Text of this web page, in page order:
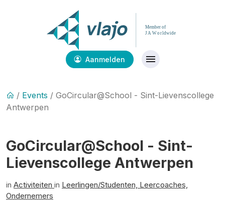
Aanmelden
/ Events / GoCircular@School - Sint-Lievenscollege
Antwerpen
GoCircular@School - Sint-
Lievenscollege Antwerpen
in Activiteiten in Leerlingen/Studenten, Leercoaches,
Ondernemers